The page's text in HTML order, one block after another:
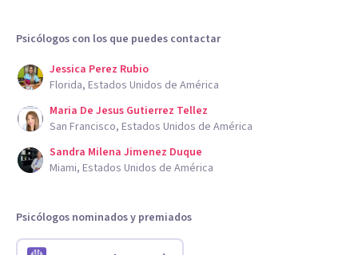
Psicólogos con los que puedes contactar
Jessica Perez Rubio
Florida, Estados Unidos de América
Maria De Jesus Gutierrez Tellez
San Francisco, Estados Unidos de América
Sandra Milena Jimenez Duque
Miami, Estados Unidos de América
Psicólogos nominados y premiados